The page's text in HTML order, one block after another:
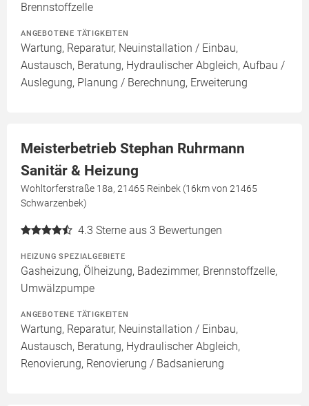
Brennstoffzelle
ANGEBOTENE TÄTIGKEITEN
Wartung, Reparatur, Neuinstallation / Einbau,
Austausch, Beratung, Hydraulischer Abgleich, Aufbau /
Auslegung, Planung / Berechnung, Erweiterung
Meisterbetrieb Stephan Ruhrmann
Sanitär & Heizung
Wohltorferstraße 18a, 21465 Reinbek (16km von 21465
Schwarzenbek)
4.3 Sterne aus 3 Bewertungen
HEIZUNG SPEZIALGEBIETE
Gasheizung, Ölheizung, Badezimmer, Brennstoffzelle,
Umwälzpumpe
ANGEBOTENE TÄTIGKEITEN
Wartung, Reparatur, Neuinstallation / Einbau,
Austausch, Beratung, Hydraulischer Abgleich,
Renovierung, Renovierung / Badsanierung